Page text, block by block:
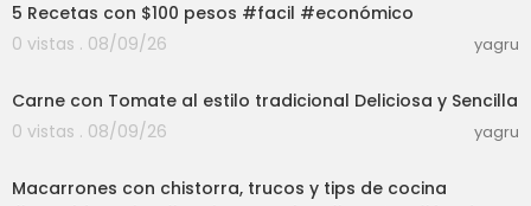
m.com/elcomidista
5 Recetas con $100 pesos #facil #económico
0 vistas . 08/09/26
yagru
Carne con Tomate al estilo tradicional Deliciosa y Sencilla
0 vistas . 08/09/26
yagru
Macarrones con chistorra, trucos y tips de cocina